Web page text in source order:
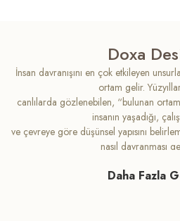
Doxa
İnsan davranışını en çok etkileyen
ortam gelir.
canlılarda gözlenebilen, “bulunan
insanın yaşadığı,
ve çevreye göre düşünsel yapısını
nasıl davranması
düşünsel
Daha Fazla